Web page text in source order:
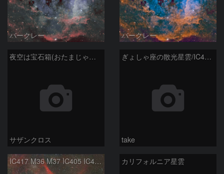
バークレー バークレー
夜空は宝石箱(おたまじゃくし星雲 IC410) Seestar50
サザンクロス
ぎょしゃ座の散光星雲/IC405/IC410/IC417
take
IC417 M36 M37 IC405 IC410 ぎょしゃ座付近 カリフォルニア星雲